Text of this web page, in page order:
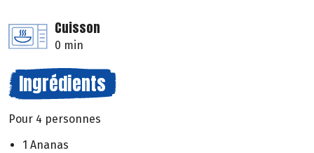
Cuisson
0 min
Ingrédients
Pour 4 personnes
1 Ananas